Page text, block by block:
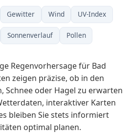
Gewitter Wind UV-Index
Sonnenverlauf Pollen
Regenvorhersage für Bad
zeigen präzise, ob in den
Schnee oder Hagel zu erwarten
interaktiver Karten
bleiben Sie stets informiert
optimal planen.